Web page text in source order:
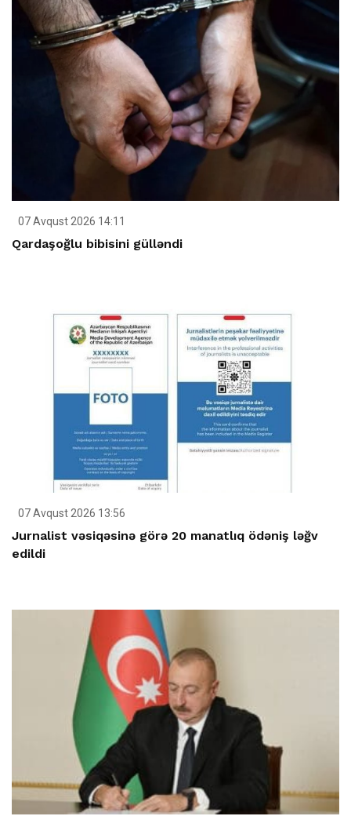
07 Avqust 2026 14:11
Qardaşoğlu bibisini gülləndi
07 Avqust 2026 13:56
Jurnalist vəsiqəsinə görə 20 manatlıq ödəniş ləğv
edildi